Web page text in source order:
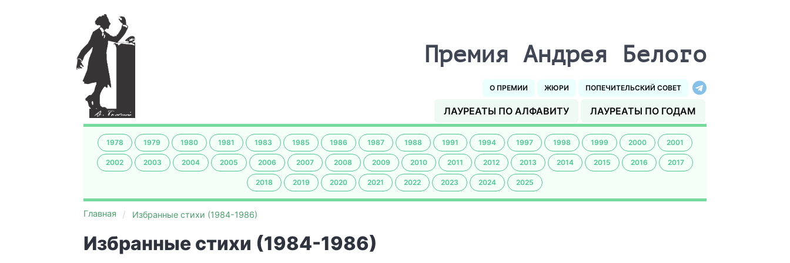
Премия Андрея Белого
О ПРЕМИИ ЖЮРИ ПОПЕЧИТЕЛЬСКИЙ СОВЕТ
ЛАУРЕАТЫ ПО АЛФАВИТУ ЛАУРЕАТЫ ПО ГОДАМ
1978 1979 1980 1981 1983 1985 1986 1987 1988 1991 1994 1997 1998 1999 2000 2001
2002 2003 2004 2005 2006 2007 2008 2009 2010 2011 2012 2013 2014 2015 2016 2017
2018 2019 2020 2021 2022 2023 2024 2025
Главная Избранные стихи (1984-1986)
Избранные стихи (1984-1986)